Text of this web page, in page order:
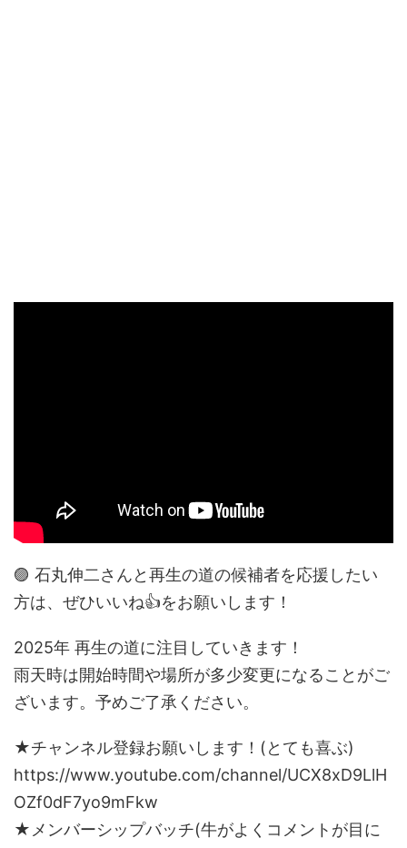
🟣 石丸伸二さんと再生の道の候補者を応援したい
方は、ぜひいいね👍をお願いします！
2025年 再生の道に注目していきます！
雨天時は開始時間や場所が多少変更になることがご
ざいます。予めご了承ください。
★チャンネル登録お願いします！(とても喜ぶ)
https://www.youtube.com/channel/UCX8xD9LlH
OZf0dF7yo9mFkw
★メンバーシップバッチ(牛がよくコメントが目に